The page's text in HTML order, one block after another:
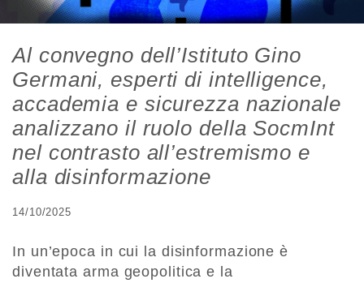
Al convegno dell’Istituto Gino
Germani, esperti di intelligence,
accademia e sicurezza nazionale
analizzano il ruolo della SocmInt
nel contrasto all’estremismo e
alla disinformazione
14/10/2025
In un’epoca in cui la disinformazione è
diventata arma geopolitica e la